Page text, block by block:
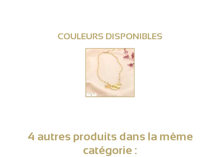
COULEURS DISPONIBLES
4 autres produits dans la même
catégorie :